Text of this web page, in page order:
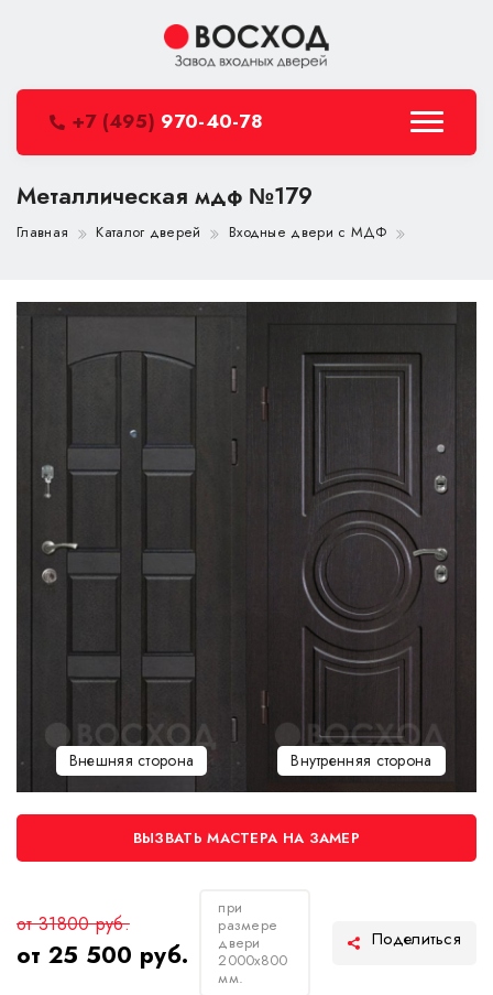
+7 (495) 970-40-78
Металлическая мдф №179
Главная Каталог дверей Входные двери с МДФ
Внешняя сторона Внутренняя сторона
ВЫЗВАТЬ МАСТЕРА НА ЗАМЕР
от 31800 руб.
от 25 500 руб.
при
размере
двери
2000х800
мм.